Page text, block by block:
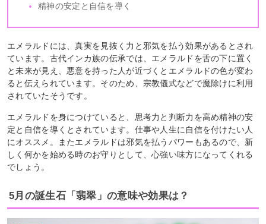
精神の安定と自信を導く
エメラルドには、真実を見抜く力と邪気を払う効果があるとされ
ています。古代インカ族の伝承では、エメラルドを舌の下に置く
と未来が見え、悪意を持った人が近づくとエメラルドの色が変わ
ると伝えられています。そのため、宗教儀式などで魔除けに利用
されていたそうです。
エメラルドを身につけていると、思考力と判断力を高め精神の安
定と自信を導くとされています。仕事や人生に自信を付けたい人
にオススメ。またエメラルドは邪気を払うパワーもあるので、新
しく何かを始める時のお守りとして、心強い味方になってくれる
でしょう。
5月の誕生石「翡翠」の意味や効果は？